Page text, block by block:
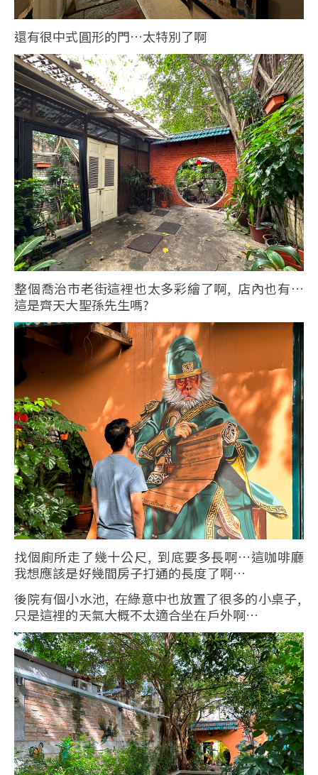
還有很中式圓形的門…太特別了啊
整個喬治市老街這裡也太多彩繪了啊, 店內也有…
這是齊天大聖孫先生嗎?
找個廁所走了幾十公尺, 到底要多長啊…這咖啡廳
我想應該是好幾間房子打通的長度了啊…
後院有個小水池, 在綠意中也放置了很多的小桌子,
只是這裡的天氣大概不太適合坐在戶外啊…